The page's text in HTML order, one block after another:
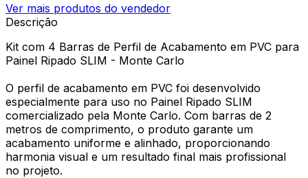
Ver mais produtos do vendedor
Descrição
Kit com 4 Barras de Perfil de Acabamento em PVC para
Painel Ripado SLIM - Monte Carlo
O perfil de acabamento em PVC foi desenvolvido
especialmente para uso no Painel Ripado SLIM
comercializado pela Monte Carlo. Com barras de 2
metros de comprimento, o produto garante um
acabamento uniforme e alinhado, proporcionando
harmonia visual e um resultado final mais profissional
no projeto.